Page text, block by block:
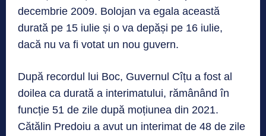
decembrie 2009. Bolojan va egala această
durată pe 15 iulie și o va depăși pe 16 iulie,
dacă nu va fi votat un nou guvern.
După recordul lui Boc, Guvernul Cîțu a fost al
doilea ca durată a interimatului, rămânând în
funcție 51 de zile după moțiunea din 2021.
Cătălin Predoiu a avut un interimat de 48 de zile